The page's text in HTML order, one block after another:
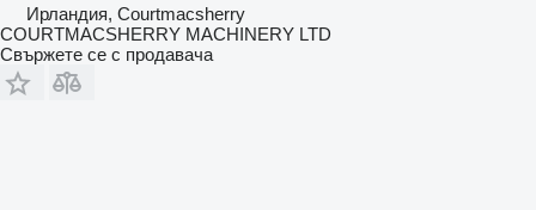
Ирландия, Courtmacsherry
COURTMACSHERRY MACHINERY LTD
Свържете се с продавача